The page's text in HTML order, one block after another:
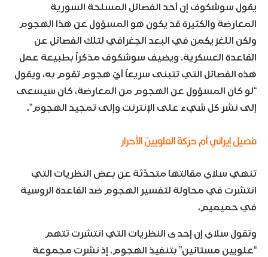
يقول سوشكوف إن أحد الفصائل المسلحة السورية
المعارضة والكثيرة قد يكون هو المسؤول عن هذا الهجوم
ولكن اللغز يكمن في البعد الجغرافي لتلك الفصائل عن
القاعدة العسكرية. ويضيف سوشكوف مذكراً بطبيعة عمل
هذه الفصائل التي تتبنى سريعاً أيّ هجوم تقوم به، ويقول
“لو كان المسؤول عن الهجوم من المعارضة، كان سيسعى
إلى نشر كل شيء على الإنترنت وإلى تمجيد الهجوم”.
فصيل إيراني أم حركة العلويين الأحرار
تنهي سلاي مقالتها متحدّثة عن بعض النظريات التي
انتشرت في محاولة لتفسير الهجوم ضد القاعدة الروسية
في حميميم.
وتقول سلاي إن إحدى النظريات التي انتشرت تتهم
“علويين مستائين” بتنفيذ الهجوم. إذ نشرت مجموعة